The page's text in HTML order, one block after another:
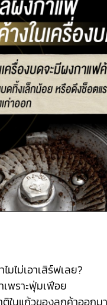
ไม่เอาเสิร์ฟเลย?
พราะฟุ่มเฟือย